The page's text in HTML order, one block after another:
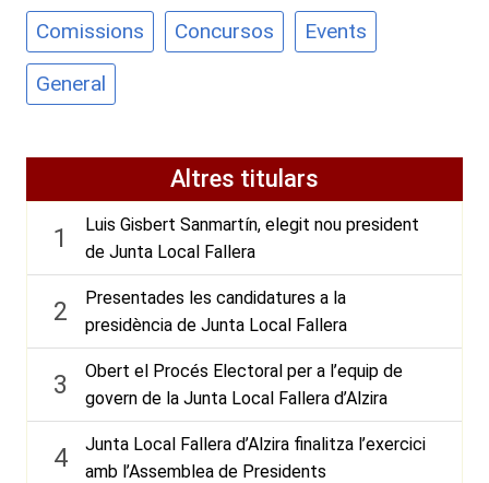
Comissions Concursos Events
General
Altres titulars
1
Luis Gisbert Sanmartín, elegit nou president
de Junta Local Fallera
2
Presentades les candidatures a la
presidència de Junta Local Fallera
3
Obert el Procés Electoral per a l’equip de
govern de la Junta Local Fallera d’Alzira
4
Junta Local Fallera d’Alzira finalitza l’exercici
amb l’Assemblea de Presidents